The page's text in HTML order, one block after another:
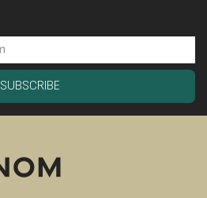
SUBSCRIBE